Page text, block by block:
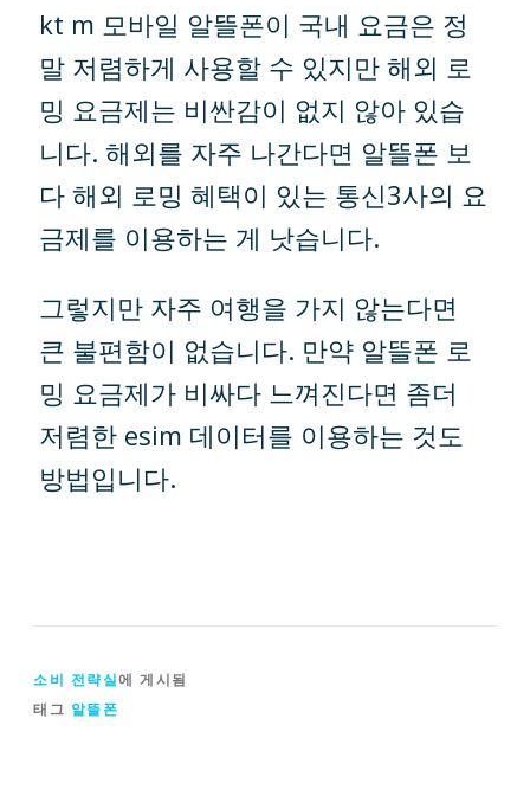
kt m 모바일 알뜰폰이 국내 요금은 정
말 저렴하게 사용할 수 있지만 해외 로
밍 요금제는 비싼감이 없지 않아 있습
니다. 해외를 자주 나간다면 알뜰폰 보
다 해외 로밍 혜택이 있는 통신3사의 요
금제를 이용하는 게 낫습니다.
그렇지만 자주 여행을 가지 않는다면
큰 불편함이 없습니다. 만약 알뜰폰 로
밍 요금제가 비싸다 느껴진다면 좀더
저렴한 esim 데이터를 이용하는 것도
방법입니다.
소비 전략실에 게시됨
태그 알뜰폰